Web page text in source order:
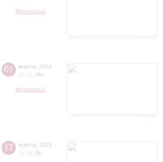
Музиторий
01 марта
2019
18:30 Пт
Музиторий
17 марта
2019
18:30 Вс